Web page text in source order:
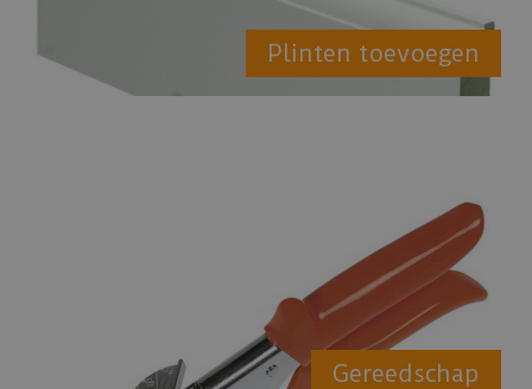
Plinten toevoegen
Gereedschap